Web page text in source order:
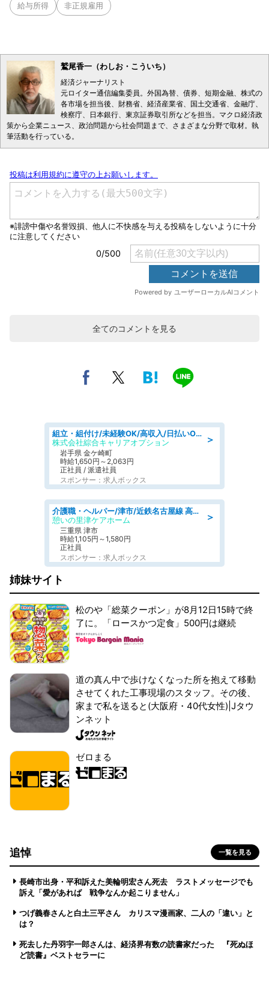
給与所得 非正規雇用
鷲尾香一（わしお・こういち）
経済ジャーナリスト
元ロイター通信編集委員。外国為替、債券、短期金融、株式の
各市場を担当後、財務省、経済産業省、国土交通省、金融庁、
検察庁、日本銀行、東京証券取引所などを担当。マクロ経済政
策から企業ニュース、政治問題から社会問題まで、さまざまな分野で取材。執
筆活動を行っている。
全てのコメントを見る
＞
組立・組付け/未経験OK/高収入/日払いOK/交替制/20・30・40代活躍中
株式会社綜合キャリアオプション
岩手県 金ケ崎町
時給1,650円～2,063円
正社員 / 派遣社員
スポンサー：求人ボックス
＞
介護職・ヘルパー/津市/近鉄名古屋線 高田本山/三重県/デイサービス
憩いの里津ケアホーム
三重県 津市
時給1,105円～1,580円
正社員
スポンサー：求人ボックス
姉妹サイト
松のや「総菜クーポン」が8月12日15時で終
了に。「ロースかつ定食」500円は継続
道の真ん中で歩けなくなった所を抱えて移動
させてくれた工事現場のスタッフ。その後、
家まで私を送ると(大阪府・40代女性)|Jタウ
ンネット
ゼロまる
追悼 一覧を見る
長崎市出身・平和訴えた美輪明宏さん死去 ラストメッセージでも
訴え「愛があれば 戦争なんか起こりません」
つげ義春さんと白土三平さん カリスマ漫画家、二人の「違い」と
は？
死去した丹羽宇一郎さんは、経済界有数の読書家だった 『死ぬほ
ど読書』ベストセラーに